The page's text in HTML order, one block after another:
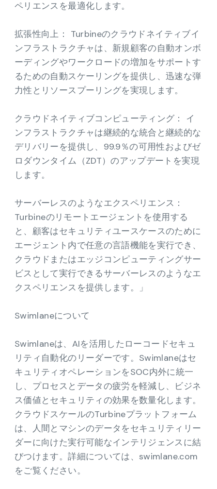
ペリエンスを最適化します。
拡張性向上： Turbineのクラウドネイティブイ
ンフラストラクチャは、新規顧客の自動オンボ
ーディングやワークロードの増加をサポートす
るための自動スケーリングを提供し、迅速な弾
力性とリソースプーリングを実現します。
クラウドネイティブコンピューティング： イ
ンフラストラクチャは継続的な統合と継続的な
デリバリーを提供し、99.9％の可用性およびゼ
ロダウンタイム（ZDT）のアップデートを実現
します。
サーバーレスのようなエクスペリエンス：
Turbineのリモートエージェントを使用する
と、顧客はセキュリティユースケースのために
エージェント内で任意の言語機能を実行でき、
クラウドまたはエッジコンピューティングサー
ビスとして実行できるサーバーレスのようなエ
クスペリエンスを提供します。」
Swimlaneについて
Swimlaneは、AIを活用したローコードセキュ
リティ自動化のリーダーです。Swimlaneはセ
キュリティオペレーションをSOC内外に統一
し、プロセスとデータの疲労を軽減し、ビジネ
ス価値とセキュリティの効果を数量化します。
クラウドスケールのTurbineプラットフォーム
は、人間とマシンのデータをセキュリティリー
ダーに向けた実行可能なインテリジェンスに結
びつけます。詳細については、swimlane.com
をご覧ください。